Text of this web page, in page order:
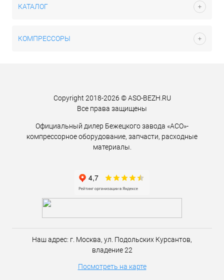
КАТАЛОГ
КОМПРЕССОРЫ
Copyright 2018-2026 © ASO-BEZH.RU
Все права защищены
Официальный дилер Бежецкого завода «АСО»-
компрессорное оборудование, запчасти, расходные
материалы.
Наш адрес: г. Москва, ул. Подольских Курсантов,
владение 22
Посмотреть на карте